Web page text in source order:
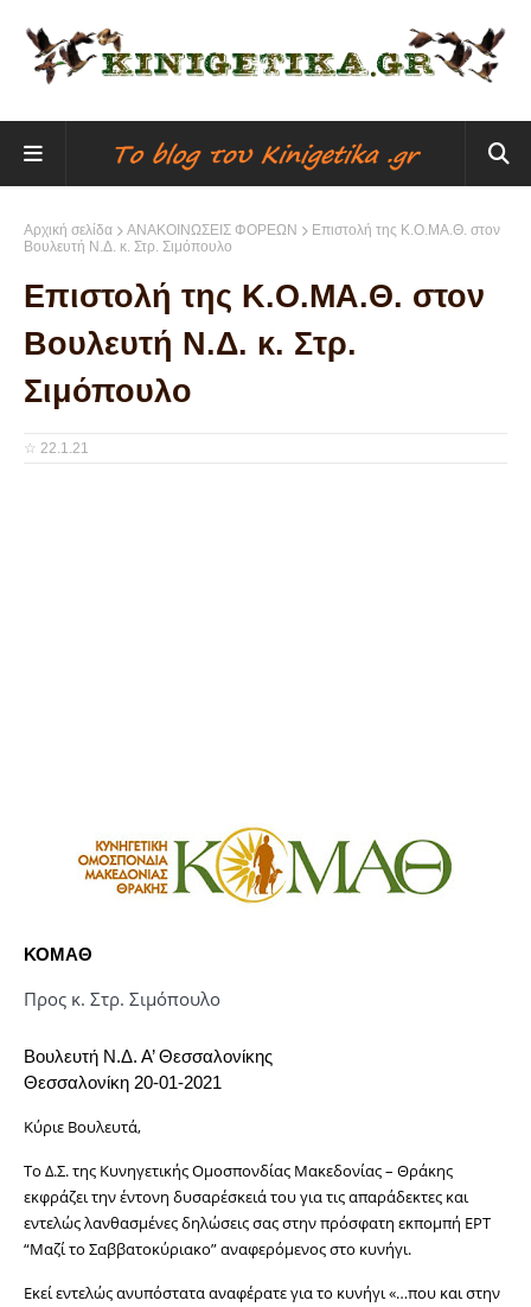
Αρχική σελίδα ΑΝΑΚΟΙΝΩΣΕΙΣ ΦΟΡΕΩΝ
Επιστολή της Κ.Ο.ΜΑ.Θ. στον
Βουλευτή Ν.Δ. κ. Στρ. Σιμόπουλο
Επιστολή της Κ.Ο.ΜΑ.Θ. στον
Βουλευτή Ν.Δ. κ. Στρ.
Σιμόπουλο
☆ 22.1.21
ΚΟΜΑΘ
Προς κ. Στρ. Σιμόπουλο
Βουλευτή Ν.Δ. Α’ Θεσσαλονίκης
Θεσσαλονίκη 20-01-2021
Κύριε Βουλευτά,
Το Δ.Σ. της Κυνηγετικής Ομοσπονδίας Μακεδονίας – Θράκης
εκφράζει την έντονη δυσαρέσκειά του για τις απαράδεκτες και
εντελώς λανθασμένες δηλώσεις σας στην πρόσφατη εκπομπή ΕΡΤ
“Μαζί το Σαββατοκύριακο” αναφερόμενος στο κυνήγι.
Εκεί εντελώς ανυπόστατα αναφέρατε για το κυνήγι «…που και στην